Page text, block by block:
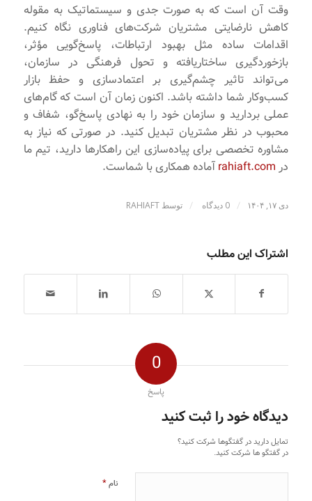
وقت آن است که به صورت جدی و سیستماتیک به مقوله
کاهش نارضایتی مشتریان شرکت‌های فناوری نگاه کنیم.
اقدامات ساده مثل بهبود ارتباطات، پاسخ‌گویی مؤثر،
بازخورد‌گیری ساختاریافته و تحول فرهنگی در سازمان،
می‌تواند تاثیر چشم‌گیری بر اعتمادسازی و حفظ بازار
کسب‌وکار شما داشته باشد. اکنون زمان آن است که گام‌های
عملی بردارید و سازمان خود را به نهادی پاسخ‌گو، شفاف و
محبوب در نظر مشتریان تبدیل کنید. در صورتی که نیاز به
مشاوره تخصصی برای پیاده‌سازی این راهکارها دارید، تیم ما
در rahiaft.com آماده همکاری با شماست.
دی ۱۷, ۱۴۰۴ / 0 دیدگاه / توسط RAHIAFT
اشتراک این مطلب
0
پاسخ
دیدگاه خود را ثبت کنید
تمایل دارید در گفتگوها شرکت کنید؟
در گفتگو ها شرکت کنید.
نام*